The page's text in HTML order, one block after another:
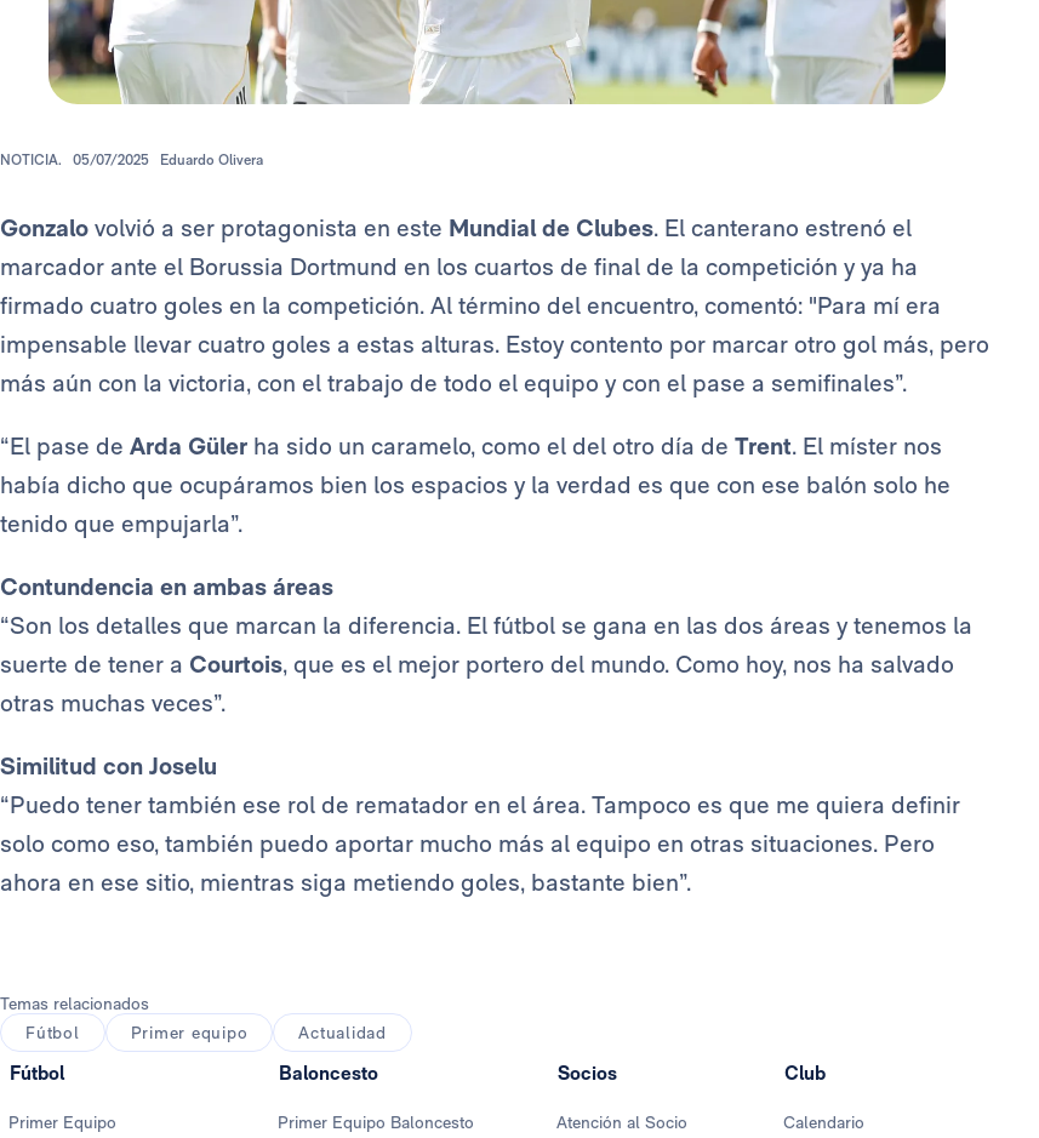
NOTICIA. 05/07/2025 Eduardo Olivera
Gonzalo volvió a ser protagonista en este Mundial de Clubes. El canterano estrenó el
marcador ante el Borussia Dortmund en los cuartos de final de la competición y ya ha
firmado cuatro goles en la competición. Al término del encuentro, comentó: "Para mí era
impensable llevar cuatro goles a estas alturas. Estoy contento por marcar otro gol más, pero
más aún con la victoria, con el trabajo de todo el equipo y con el pase a semifinales”.
“El pase de Arda Güler ha sido un caramelo, como el del otro día de Trent. El míster nos
había dicho que ocupáramos bien los espacios y la verdad es que con ese balón solo he
tenido que empujarla”.
Contundencia en ambas áreas
“Son los detalles que marcan la diferencia. El fútbol se gana en las dos áreas y tenemos la
suerte de tener a Courtois, que es el mejor portero del mundo. Como hoy, nos ha salvado
otras muchas veces”.
Similitud con Joselu
“Puedo tener también ese rol de rematador en el área. Tampoco es que me quiera definir
solo como eso, también puedo aportar mucho más al equipo en otras situaciones. Pero
ahora en ese sitio, mientras siga metiendo goles, bastante bien”.
Temas relacionados
Fútbol
Primer equipo Actualidad
Fútbol
Primer Equipo
Baloncesto
Primer Equipo Baloncesto
Socios
Atención al Socio
Club
Calendario